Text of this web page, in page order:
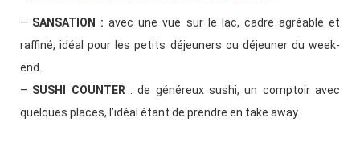
– SANSATION : avec une vue sur le lac, cadre agréable et
raffiné, idéal pour les petits déjeuners ou déjeuner du week-
end.
– SUSHI COUNTER: de généreux sushi, un comptoir avec
quelques places, l’idéal étant de prendre en take away.